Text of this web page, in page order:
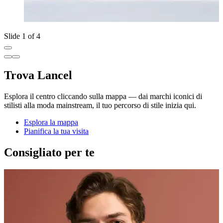
Slide 1 of 4
Trova Lancel
Esplora il centro cliccando sulla mappa — dai marchi iconici di
stilisti alla moda mainstream, il tuo percorso di stile inizia qui.
Esplora la mappa
Pianifica la tua visita
Consigliato per te